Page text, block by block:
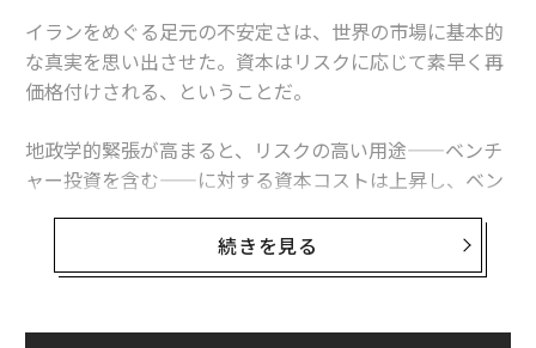
イランをめぐる足元の不安定さは、世界の市場に基本的
な真実を思い出させた。資本はリスクに応じて素早く再
価格付けされる、ということだ。
地政学的緊張が高まると、リスクの高い用途——ベンチ
ャー投資を含む——に対する資本コストは上昇し、ベン
起業家、投資家、そして世界各地の経済エコシステムに
チャーが生き残るのか」を変えてしまう。
続きを見る